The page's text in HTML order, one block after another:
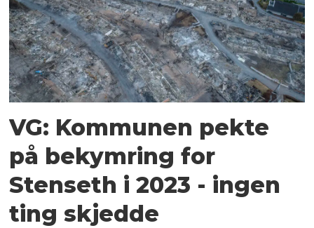
VG: Kommunen pekte
på bekymring for
Stenseth i 2023 - ingen
ting skjedde